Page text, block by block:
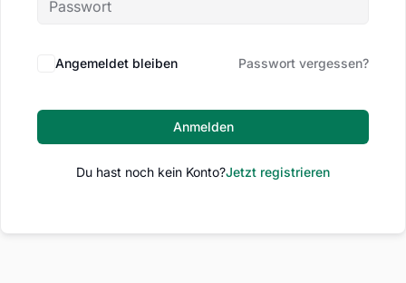
Angemeldet bleiben Passwort vergessen?
Anmelden
Du hast noch kein Konto?Jetzt registrieren